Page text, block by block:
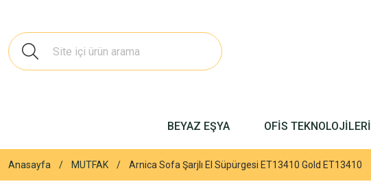
BEYAZ EŞYA OFİS TEKNOLOJİLERİ
Anasayfa MUTFAK Arnica Sofa Şarjlı El Süpürgesi ET13410 Gold ET13410